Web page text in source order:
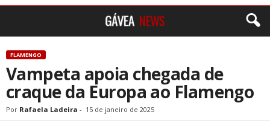
FLAMENGO
Vampeta apoia chegada de
craque da Europa ao Flamengo
Por Rafaela Ladeira - 15 de janeiro de 2025